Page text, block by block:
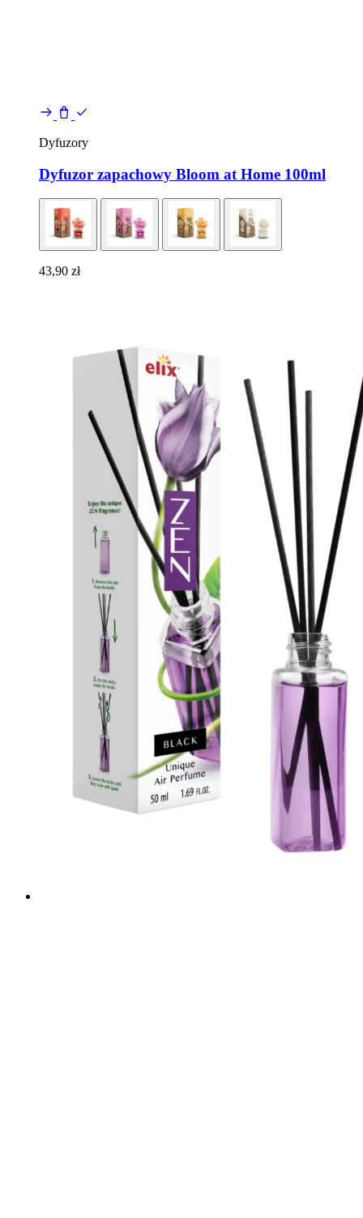
Dyfuzory
Dyfuzor zapachowy Bloom at Home 100ml
43,90 zł